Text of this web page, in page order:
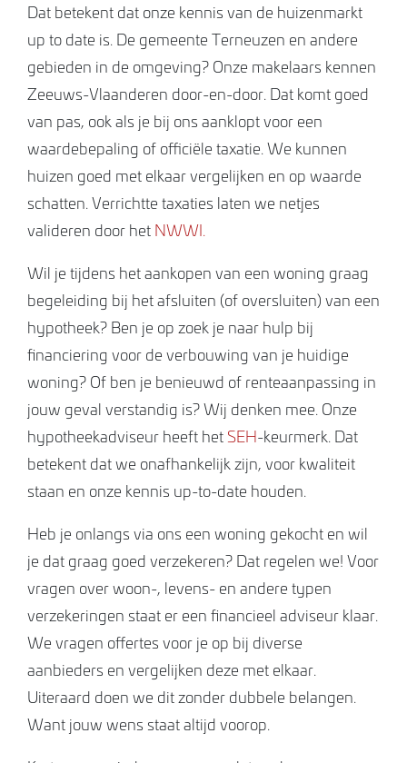
Dat betekent dat onze kennis van de huizenmarkt
up to date is. De gemeente Terneuzen en andere
gebieden in de omgeving? Onze makelaars kennen
Zeeuws-Vlaanderen door-en-door. Dat komt goed
van pas, ook als je bij ons aanklopt voor een
waardebepaling of officiële taxatie. We kunnen
huizen goed met elkaar vergelijken en op waarde
schatten. Verrichtte taxaties laten we netjes
valideren door het NWWI.
Wil je tijdens het aankopen van een woning graag
begeleiding bij het afsluiten (of oversluiten) van een
hypotheek? Ben je op zoek je naar hulp bij
financiering voor de verbouwing van je huidige
woning? Of ben je benieuwd of renteaanpassing in
jouw geval verstandig is? Wij denken mee. Onze
hypotheekadviseur heeft het SEH-keurmerk. Dat
betekent dat we onafhankelijk zijn, voor kwaliteit
staan en onze kennis up-to-date houden.
Heb je onlangs via ons een woning gekocht en wil
je dat graag goed verzekeren? Dat regelen we! Voor
vragen over woon-, levens- en andere typen
verzekeringen staat er een financieel adviseur klaar.
We vragen offertes voor je op bij diverse
aanbieders en vergelijken deze met elkaar.
Uiteraard doen we dit zonder dubbele belangen.
Want jouw wens staat altijd voorop.